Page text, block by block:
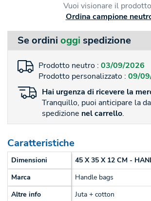
Vuoi visionare il
Ordina campione
Se ordini oggi spedizione
Prodotto neutro : 03/09/2026
Prodotto personalizzato : 09/
Hai urgenza di ricevere la
Tranquillo, puoi anticipare la
spedizione nel carrello.
Caratteristiche
Dimensioni
45 X 35 X 12 CM -
Marca
Handle bags
Altre info
Juta + cotton